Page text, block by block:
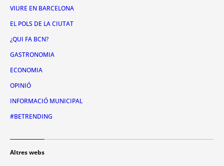
VIURE EN BARCELONA
EL POLS DE LA CIUTAT
¿QUI FA BCN?
GASTRONOMIA
ECONOMIA
OPINIÓ
INFORMACIÓ MUNICIPAL
#BETRENDING
Altres webs